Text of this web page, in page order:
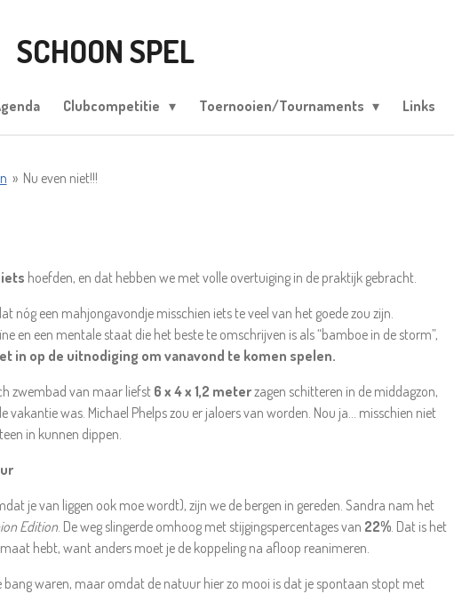
SCHOON SPEL
Clubcompetitie Toernooien/Tournaments Links
» Nu even niet!!!
hoefden, en dat hebben we met volle overtuiging in de praktijk gebracht.
nóg een mahjongavondje misschien iets te veel van het goede zou zijn.
en een mentale staat die het beste te omschrijven is als “bamboe in de storm”,
in op de uitnodiging om vanavond te komen spelen.
zwembad van maar liefst6 x 4 x 1,2 meterzagen schitteren in de middagzon,
vakantie was. Michael Phelps zou er jaloers van worden. Nou ja… misschien niet
in kunnen dippen.
je van liggen ook moe wordt), zijn we de bergen in gereden. Sandra nam het
Edition. De weg slingerde omhoog met stijgingspercentages van 22%. Dat is het
hebt, want anders moet je de koppeling na afloop reanimeren.
bang waren, maar omdat de natuur hier zo mooi is dat je spontaan stopt met